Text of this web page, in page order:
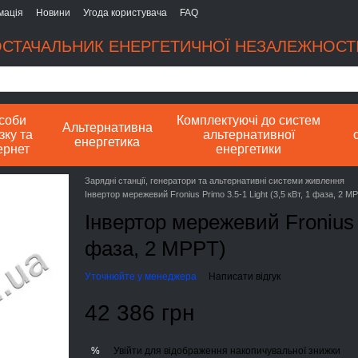
Новини Угода користувача FAQ
ЕНЕРГЕТИЧНОЇ
та
Альтернативна
енергетика
Комплектуючі до систем
альтернативної
енергетики
Зарядні станції, генератори та альтернативні системи живлення
Інвертор мережевий Fronius Primo 3.5-1 Light (3,5 кВт, 1 фаза, 2
Інвертор мережевий
фаза, 2 MPPT)
Уточнюйте у менеджера Написати відгук
42 386 грн
% Увійти для відображення накопичувальної знижки